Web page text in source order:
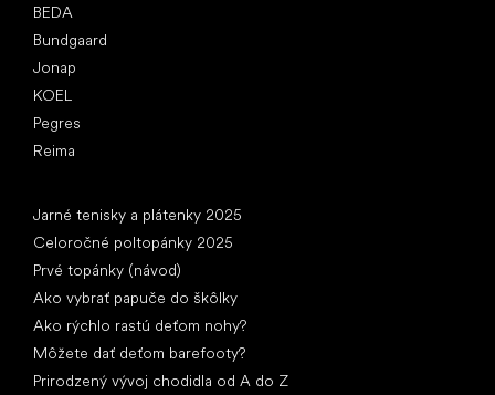
BEDA
Bundgaard
Jonap
KOEL
Pegres
Reima
Jarné tenisky a plátenky 2025
Celoročné poltopánky 2025
Prvé topánky (návod)
Ako vybrať papuče do škôlky
Ako rýchlo rastú deťom nohy?
Môžete dať deťom barefooty?
Prirodzený vývoj chodidla od A do Z